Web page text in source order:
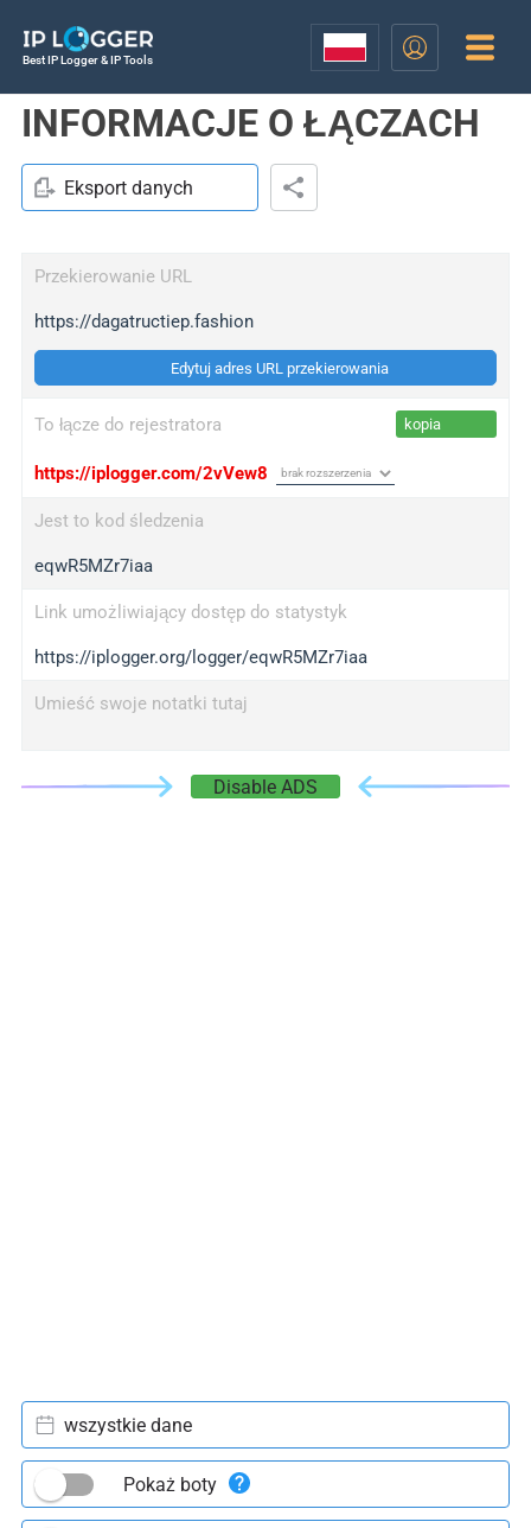
Best IP Logger & IP Tools
INFORMACJE O ŁĄCZACH
Eksport danych
Przekierowanie URL
https://dagatructiep.fashion
Edytuj adres URL przekierowania
To łącze do rejestratora kopia
https://iplogger.com/2vVew8
Jest to kod śledzenia
eqwR5MZr7iaa
Link umożliwiający dostęp do statystyk
https://iplogger.org/logger/eqwR5MZr7iaa
Umieść swoje notatki tutaj
Disable ADS
wszystkie dane
Pokaż boty